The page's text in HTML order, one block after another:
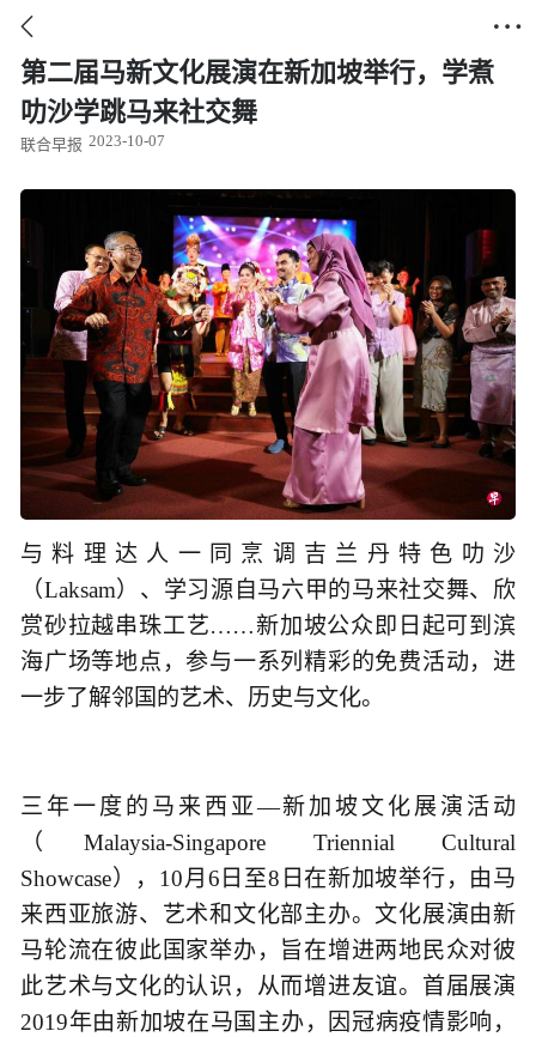
 
第二届马新文化展演在新加坡举行，学煮
叻沙学跳马来社交舞
联合早报 2023-10-07
与料理达人一同烹调吉兰丹特色叻沙
（Laksam）、学习源自马六甲的马来社交舞、欣
赏砂拉越串珠工艺……新加坡公众即日起可到滨
海广场等地点，参与一系列精彩的免费活动，进
一步了解邻国的艺术、历史与文化。
三年一度的马来西亚—新加坡文化展演活动
（Malaysia-Singapore Triennial Cultural
Showcase），10月6日至8日在新加坡举行，由马
来西亚旅游、艺术和文化部主办。文化展演由新
马轮流在彼此国家举办，旨在增进两地民众对彼
此艺术与文化的认识，从而增进友谊。首届展演
2019年由新加坡在马国主办，因冠病疫情影响，